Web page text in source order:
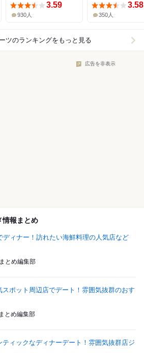
3.59
930人
3.58
350人
ツのランキングをもっと見る
広告を非表示
情報まとめ
ディナー！訪れたい海鮮料理の人気店など
とめ編集部
スポット周辺店でデート！雰囲気抜群のおす
とめ編集部
ティックなディナーデート！雰囲気抜群店ジ